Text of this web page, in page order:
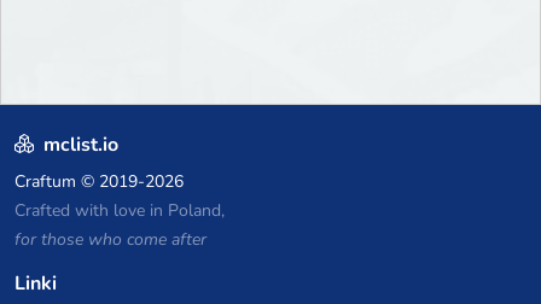
mclist.io
Craftum © 2019-2026
Crafted with love in Poland,
for those who come after
Linki